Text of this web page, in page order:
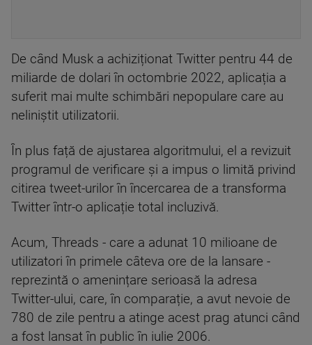
De când Musk a achiziționat Twitter pentru 44 de
miliarde de dolari în octombrie 2022, aplicația a
suferit mai multe schimbări nepopulare care au
neliniștit utilizatorii.
În plus față de ajustarea algoritmului, el a revizuit
programul de verificare și a impus o limită privind
citirea tweet-urilor în încercarea de a transforma
Twitter într-o aplicație total incluzivă.
Acum, Threads - care a adunat 10 milioane de
utilizatori în primele câteva ore de la lansare -
reprezintă o amenințare serioasă la adresa
Twitter-ului, care, în comparație, a avut nevoie de
780 de zile pentru a atinge acest prag atunci când
a fost lansat în public în iulie 2006.